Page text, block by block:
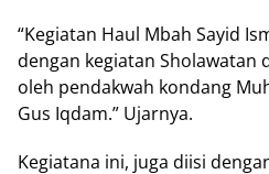
“Kegiatan Haul Mbah Sayid
dengan kegiatan Sholawatan
oleh pendakwah kondang
Gus Iqdam.” Ujarnya.
Kegiatana ini, juga diisi